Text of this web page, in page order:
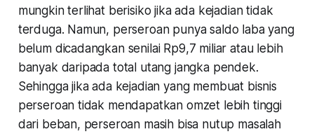
mungkin terlihat berisiko jika ada kejadian tidak
terduga. Namun, perseroan punya saldo laba yang
belum dicadangkan senilai Rp9,7 miliar atau lebih
banyak daripada total utang jangka pendek.
Sehingga jika ada kejadian yang membuat bisnis
perseroan tidak mendapatkan omzet lebih tinggi
dari beban, perseroan masih bisa nutup masalah